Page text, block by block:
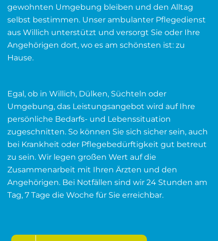
gewohnten Umgebung bleiben und den Alltag
selbst bestimmen. Unser ambulanter Pflegedienst
aus Willich unterstützt und versorgt Sie oder Ihre
Angehörigen dort, wo es am schönsten ist: zu
Hause.
Egal, ob in Willich, Dülken, Süchteln oder
Umgebung, das Leistungsangebot wird auf Ihre
persönliche Bedarfs- und Lebenssituation
zugeschnitten. So können Sie sich sicher sein, auch
bei Krankheit oder Pflegebedürftigkeit gut betreut
zu sein. Wir legen großen Wert auf die
Zusammenarbeit mit Ihren Ärzten und den
Angehörigen. Bei Notfällen sind wir 24 Stunden am
Tag, 7 Tage die Woche für Sie erreichbar.